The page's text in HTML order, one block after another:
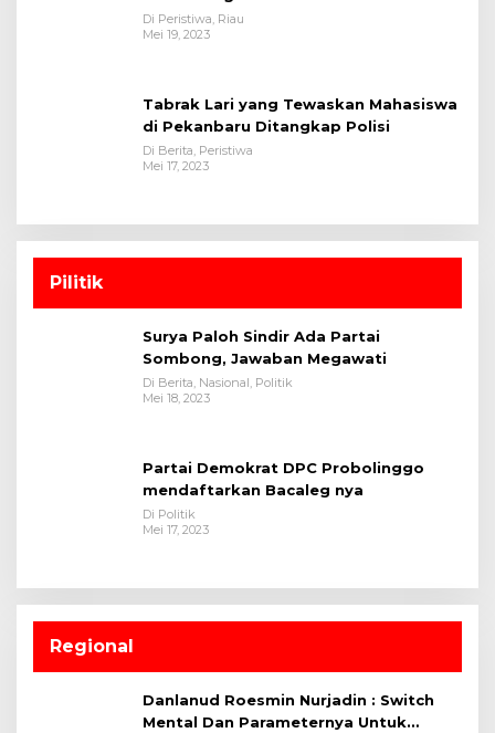
Satreskrim Polres Kuansing
Di Peristiwa, Riau
Mei 19, 2023
Tabrak Lari yang Tewaskan Mahasiswa
di Pekanbaru Ditangkap Polisi
Di Berita, Peristiwa
Mei 17, 2023
Pilitik
Surya Paloh Sindir Ada Partai
Sombong, Jawaban Megawati
Di Berita, Nasional, Politik
Mei 18, 2023
Partai Demokrat DPC Probolinggo
mendaftarkan Bacaleg nya
Di Politik
Mei 17, 2023
Regional
Danlanud Roesmin Nurjadin : Switch
Mental Dan Parameternya Untuk